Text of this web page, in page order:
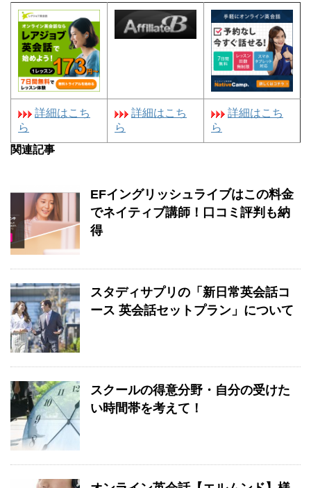
詳細はこち
ら
詳細はこち
ら
詳細はこち
ら
関連記事
EFイングリッシュライブはこの料金
でネイティブ講師！口コミ評判も納
得
スタディサプリの「新日常英会話コ
ース 英会話セットプラン」について
スクールの得意分野・自分の受けた
い時間帯を考えて！